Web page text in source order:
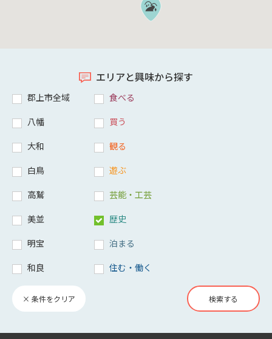
エリアと興味から探す
郡上市全域
八幡
大和
白鳥
高鷲
美並
明宝
和良
食べる
買う
観る
遊ぶ
芸能・工芸
歴史
泊まる
住む・働く
× 条件をクリア 検索する